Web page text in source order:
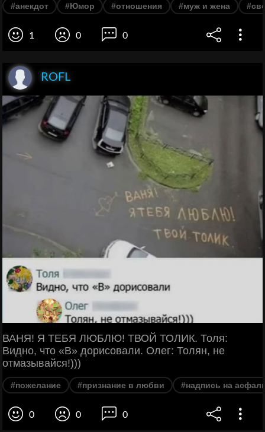
#анекдот #Юмор #отношения #муж и жена
1 0 0
ROFL
ВАНЯ! Я ТЕБЯ ЛЮБЛЮ! ТВОЙ ТОЛИК. Толя:
Видно, что «В» дорисовали. Олег: Толян, не
отмазывайся!)))
#пожелание #признание в любви #надпись на
0 0 0